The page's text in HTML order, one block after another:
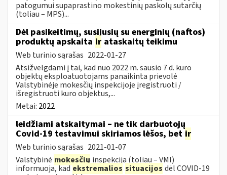
patogumui supaprastino mokestinių paskolų sutarčių
(toliau – MPS)...
Dėl pasikeitimų, susijusių su energinių (naftos)
produktų apskaita ir ataskaitų teikimu
Web turinio sąrašas 2022-01-27
Atsižvelgdami į tai, kad nuo 2022 m. sausio 7 d. kuro
objektų eksploatuotojams panaikinta prievolė
Valstybinėje mokesčių inspekcijoje įregistruoti /
išregistruoti kuro objektus,...
Metai: 2022
leidžiami atskaitymai – ne tik darbuotojų
Covid-19 testavimui skiriamos lėšos, bet ir
Web turinio sąrašas 2021-01-07
Valstybinė mokesčių inspekcija (toliau – VMI)
informuoja, kadekstremalios situacijos dėl COVID-19